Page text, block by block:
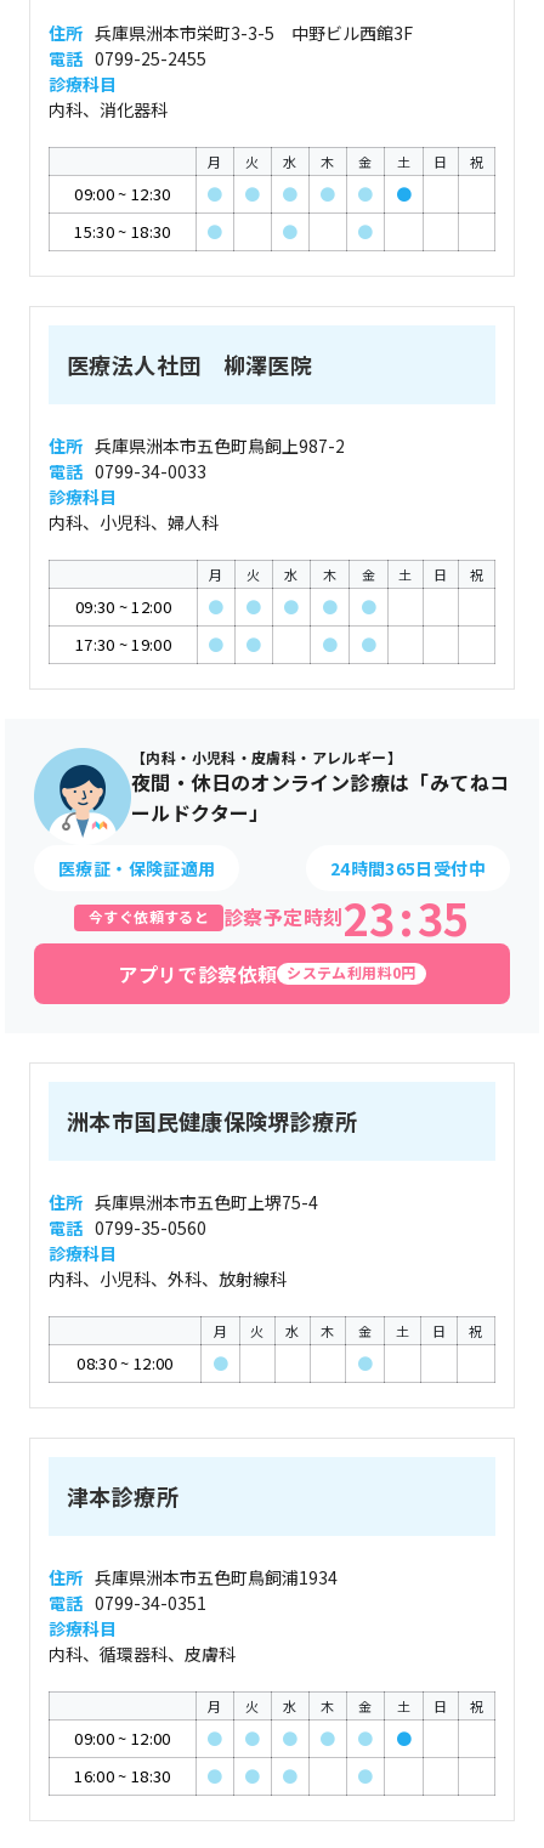
住所 兵庫県洲本市栄町3-3-5 中野ビル西館3F
電話 0799-25-2455
診療科目
内科、消化器科
月 火 水 木 金 土 日 祝
09:00~ 12:30 ● ● ● ● ●
●
15:30~ 18:30 ● ● ●
医療法人社団 柳澤医院
住所 兵庫県洲本市五色町鳥飼上987-2
電話 0799-34-0033
診療科目
内科、小児科、婦人科
月 火 水 木 金 土 日 祝
09:30 ~12:00 ● ● ● ●
●
17:30 ~19:00 ● ● ● ●
【内科・小児科・皮膚科・アレルギー】
夜間・休日のオンライン診療は「みてねコ
ールドクター」
医療証・保険証適用 24時間365日受付中
今すぐ依頼すると 診察予定時刻23:35
アプリで診察依頼 システム利用料0円
洲本市国民健康保険堺診療所
住所 兵庫県洲本市五色町上堺75-4
電話 0799-35-0560
診療科目
内科、小児科、外科、放射線科
月 火 水 木 金 土 日 祝
08:30~ 12:00 ● ●
津本診療所
住所 兵庫県洲本市五色町鳥飼浦1934
電話 0799-34-0351
診療科目
内科、循環器科、皮膚科
月 火 水 木 金 土 日 祝
09:00~ 12:00 ● ● ● ● ●
●
16:00~ 18:30 ● ● ● ●